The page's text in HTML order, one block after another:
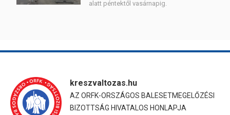
alatt péntektől vasárnapig.
kreszvaltozas.hu
AZ ORFK-ORSZÁGOS BALESETMEGELŐZÉSI
BIZOTTSÁG HIVATALOS HONLAPJA